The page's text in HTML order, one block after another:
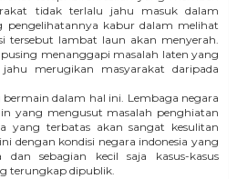
tidak terlalu jahu masuk dalam
pengelihatannya kabur dalam melihat
tersebut lambat laun akan menyerah.
menanggapi masalah laten yang
merugikan masyarakat daripada
dalam hal ini. Lembaga negara
yang mengusut masalah penghiatan
yang terbatas akan sangat kesulitan
dengan kondisi negara indonesia yang
dan sebagian kecil saja kasus-kasus
terungkap dipublik.